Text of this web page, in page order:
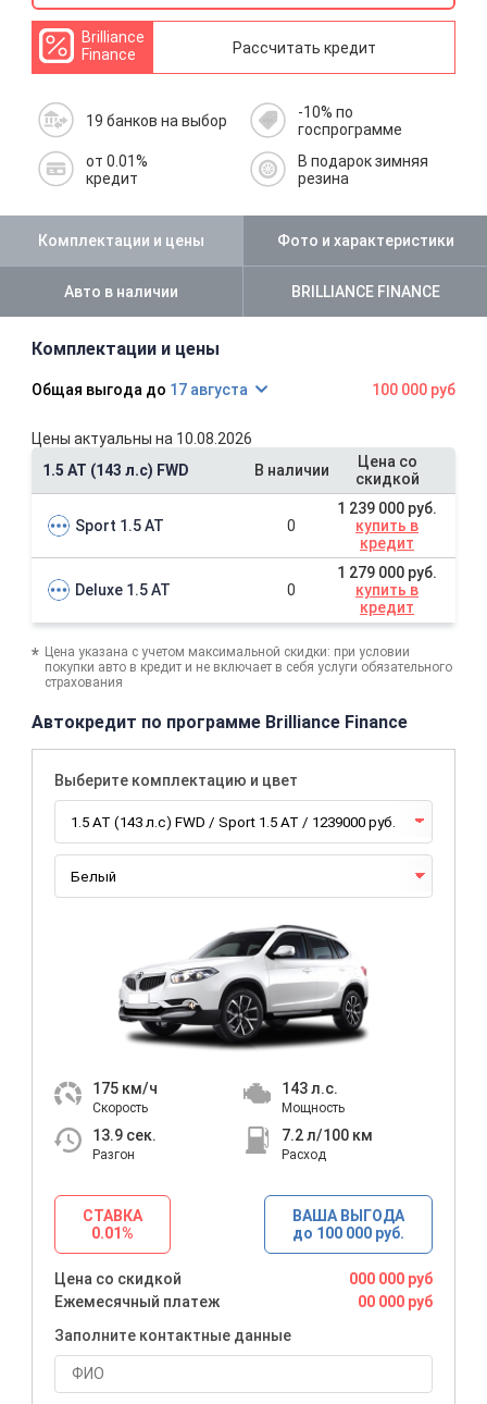
Brilliance
Finance
Рассчитать кредит
19 банков на выбор
-10% по
госпрограмме
от 0.01%
кредит
В подарок зимняя
резина
Комплектации и цены Фото и характеристики
Авто в наличии BRILLIANCE FINANCE
Комплектации и цены
17 августа 100 000 руб
Цены актуальны на 10.08.2026
1.5 AT (143 л.с) FWD
В наличии
Цена со
скидкой
Sport 1.5 AT 0
1 239 000 руб.
купить в
кредит
Deluxe 1.5 AT 0
1 279 000 руб.
купить в
кредит
Цена указана с учетом максимальной скидки: при условии
покупки авто в кредит и не включает в себя услуги обязательного
страхования
Автокредит по программе Brilliance Finance
Выберите комплектацию и цвет
175 км/ч
Скорость
143л.с.
Мощность
13.9 сек.
Разгон
7.2л/100 км
Расход
СТАВКА
0.01%
ВАША ВЫГОДА
до 100 000 руб.
Цена со скидкой
000 000 руб
Ежемесячный платеж
00 000 руб
Заполните контактные данные